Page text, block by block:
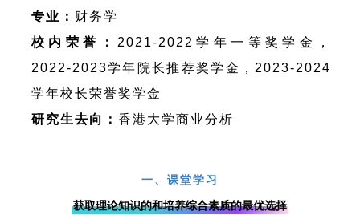
专业： 财务学
校内荣誉： 2021-2022学年一等奖学金，
2022-2023学年院长推荐奖学金，2023-2024
学年校长荣誉奖学金
研究生去向： 香港大学商业分析
一、课堂学习
获取理论知识的和培养综合素质的最优选择